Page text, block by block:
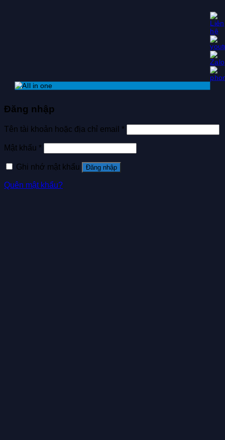
Đăng nhập
Tên tài khoản hoặc địa chỉ email *
Mật khẩu *
Ghi nhớ mật khẩu Đăng nhập
Quên mật khẩu?